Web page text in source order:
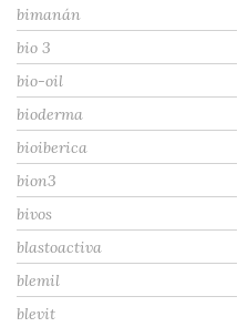
bimanán
bio 3
bio-oil
bioderma
bioiberica
bion3
bivos
blastoactiva
blemil
blevit